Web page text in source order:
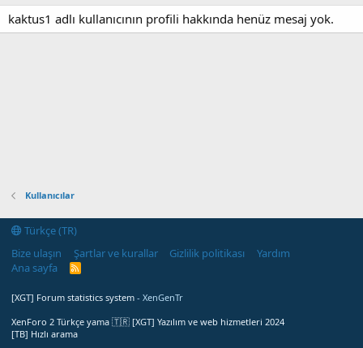
kaktus1 adlı kullanıcının profili hakkında henüz mesaj yok.
Kullanıcılar
Türkçe (TR)
Bize ulaşın
Şartlar ve kurallar Gizlilik politikası
Yardım
Ana sayfa
R
[XGT] Forum statistics system - XenGenTr
XenForo 2 Türkçe yama 🇹🇷 [XGT] Yazılım ve web hizmetleri 2024
[TB] Hızlı arama